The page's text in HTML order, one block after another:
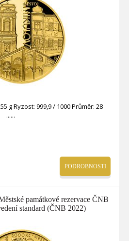
g Ryzost: 999,9 / 1000 Průměr: 28
mm Provedení: PROOF ...
PODROBNOSTI
památkové rezervace ČNB
standard (ČNB 2022)